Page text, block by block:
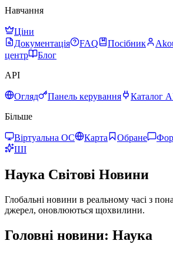
Навчання
Ціни
Документація
FAQ Посібник
центр
Блог
API
Огляд Панель керування
Каталог
Більше
Віртуальна ОС Карта Обране
ШІ
Наука Світові Новини
Глобальні новини в реальному часі з
джерел, оновлюються щохвилини.
Головні новини: Наука